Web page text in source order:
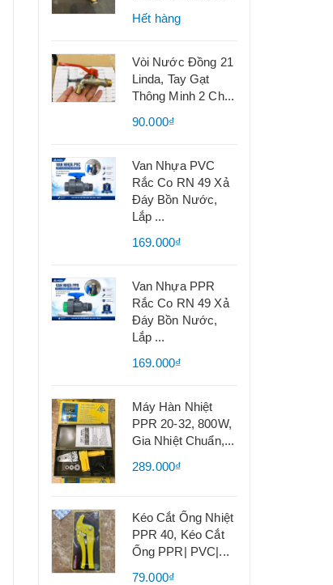
Hết hàng
Vòi Nước Đồng 21
Linda, Tay Gạt
Thông Minh 2 Ch...
90.000₫
Van Nhựa PVC
Rắc Co RN 49 Xả
Đáy Bồn Nước,
Lắp ...
169.000₫
Van Nhựa PPR
Rắc Co RN 49 Xả
Đáy Bồn Nước,
Lắp ...
169.000₫
Máy Hàn Nhiệt
PPR 20-32, 800W,
Gia Nhiệt Chuẩn,...
289.000₫
Kéo Cắt Ống Nhiệt
PPR 40, Kéo Cắt
Ống PPR| PVC|...
79.000₫